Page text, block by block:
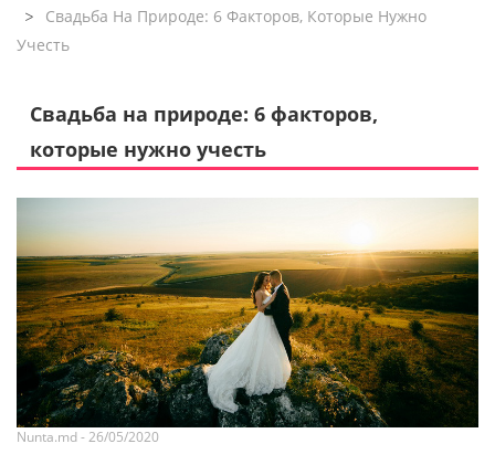
Свадьба На Природе: 6 Факторов, Которые Нужно
Учесть
Свадьба на природе: 6 факторов,
которые нужно учесть
Nunta.md - 26/05/2020